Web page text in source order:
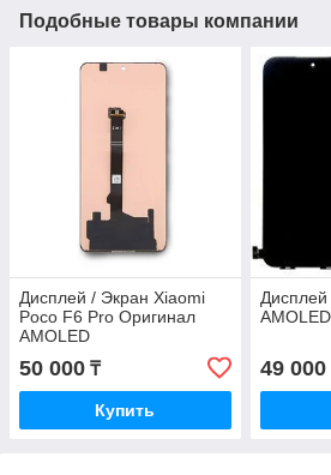
Подобные товары компании
Дисплей / Экран Xiaomi
Poco F6 Pro Оригинал
AMOLED
50 000 ₸
Купить
49 000